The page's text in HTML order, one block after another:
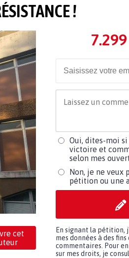
!
cet
7.299
Oui, dites-moi
victoire et
selon mes
Non, je ne veux
pétition ou une
En signant la
mes données à des
commentaires. Pour
sur mes droits, je